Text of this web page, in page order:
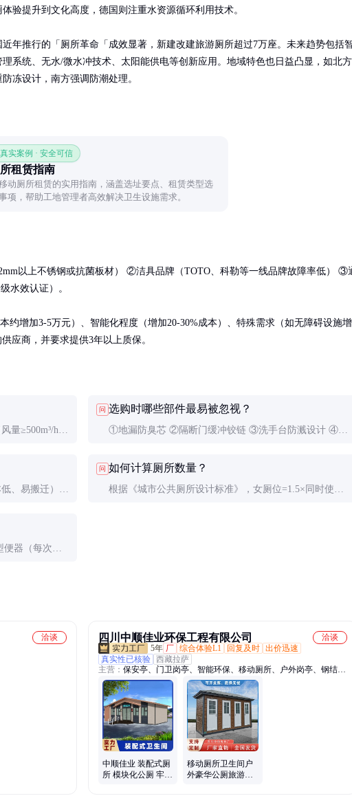
体验提升到文化高度，德国则注重水资源循环利用技术。
近年推行的「厕所革命「成效显著，新建改建旅游厕所超过7万座。未来趋势包括
理系统、无水/微水冲技术、太阳能供电等创新应用。地域特色也日益凸显，如北方
防冻设计，南方强调防潮处理。
真实案例 · 安全可信
租赁指南
动厕所租赁的实用指南，涵盖选址要点、租赁类型选
项，帮助工地管理者高效解决卫生设施需求。
以上不锈钢或抗菌板材） ②洁具品牌（TOTO、科勒等一线品牌故障率低） ③
水效认证）。
约增加3-5万元）、智能化程度（增加20-30%成本）、特殊需求（如无障碍设施增
应商，并要求提供3年以上质保。
量≥500m³/h）
问 选购时哪些部件最易被忽视？
①地漏防臭芯 ②隔断门缓冲铰链 ③洗手台防溅设计 ④紧
验。
、易搬迁）；
问 如何计算厕所数量？
根据《城市公共厕所设计标准》，女厕位=1.5×同时使用
器（每次
洽谈
四川中顺佳业环保工程有限公司
洽谈
5年 厂 综合体验L1 回复及时 出价迅速
真实性已核验 西藏拉萨
主营： 保安亭、门卫岗亭、智能环保、移动厕所、户外岗亭、钢结构
岗亭、简易洗手间
中顺佳业 装配式厕
所 模块化公厕 牢固
移动厕所卫生间户
外豪华公厕旅游景